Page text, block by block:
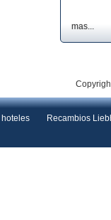
mas...
hoteles Recambios